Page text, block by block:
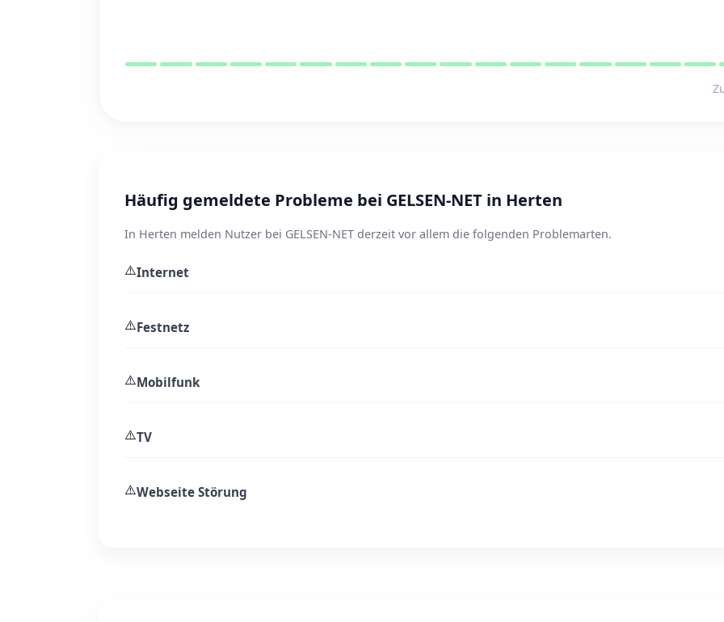
Häufig gemeldete Probleme bei GELSEN-NET in Herten
In Herten melden Nutzer bei GELSEN-NET derzeit vor allem die folgenden Problemarten.
⚠️Internet
⚠️Festnetz
⚠️Mobilfunk
⚠️TV
⚠️Webseite Störung